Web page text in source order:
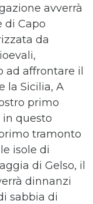
avverrà
di Capo
da
ad affrontare il
la Sicilia, A
primo
in questo
tramonto
isole di
di Gelso, il
dinnanzi
sabbia di